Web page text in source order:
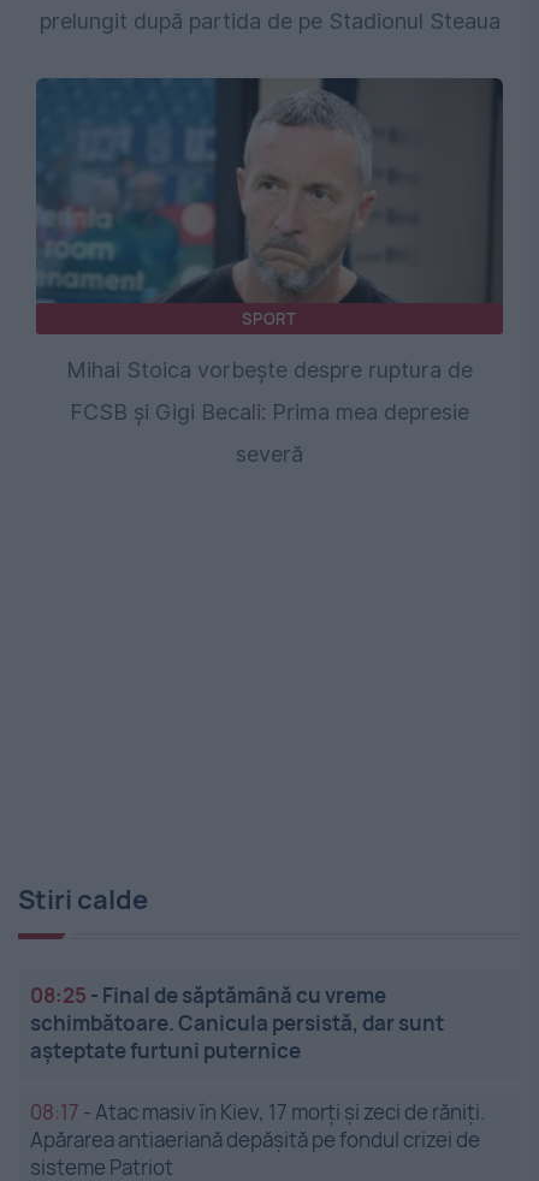
prelungit după partida de pe Stadionul Steaua
SPORT
Mihai Stoica vorbește despre ruptura de
FCSB și Gigi Becali: Prima mea depresie
severă
Stiri calde
08:25 - Final de săptămână cu vreme
schimbătoare. Canicula persistă, dar sunt
așteptate furtuni puternice
08:17 -Atac masiv în Kiev, 17 morți și zeci de răniți.
Apărarea antiaeriană depășită pe fondul crizei de
sisteme Patriot